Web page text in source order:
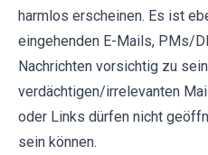
harmlos erscheinen. Es ist
eingehenden E-Mails, PMs/
Nachrichten vorsichtig zu
verdächtigen/irrelevanten
oder Links dürfen nicht
sein können.